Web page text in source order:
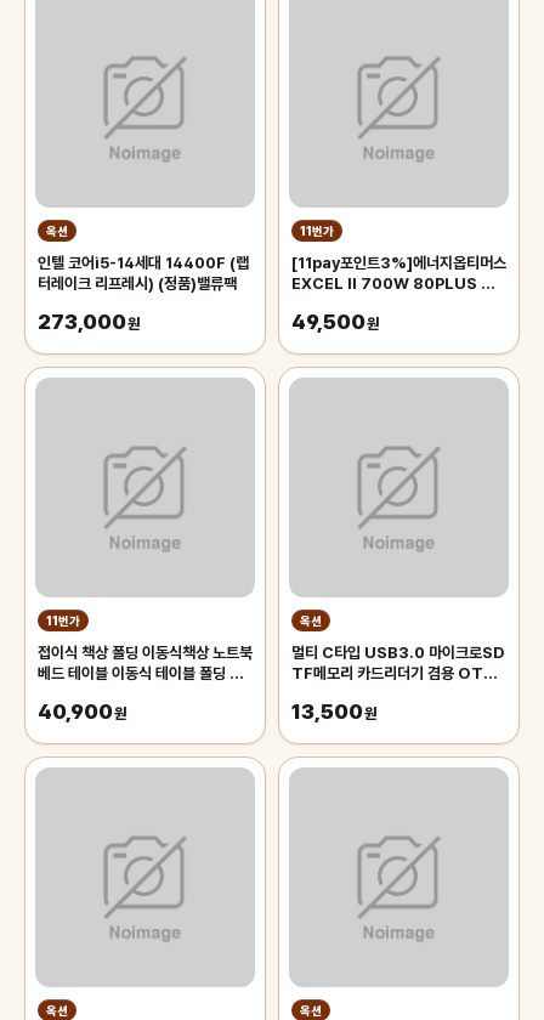
옥션
인텔 코어i5-14세대 14400F (랩
터레이크 리프레시) (정품)밸류팩
273,000원
11번가
[11pay포인트3%]에너지옵티머스
EXCEL II 700W 80PLUS 컴
49,500원
11번가
접이식 책상 폴딩 이동식책상 노트북
베드 테이블 이동식 테이블 폴딩 데
40,900원
옥션
멀티 C타입 USB3.0 마이크로SD
TF메모리 카드리더기 겸용 OTG
노트북
13,500원
옥션 옥션